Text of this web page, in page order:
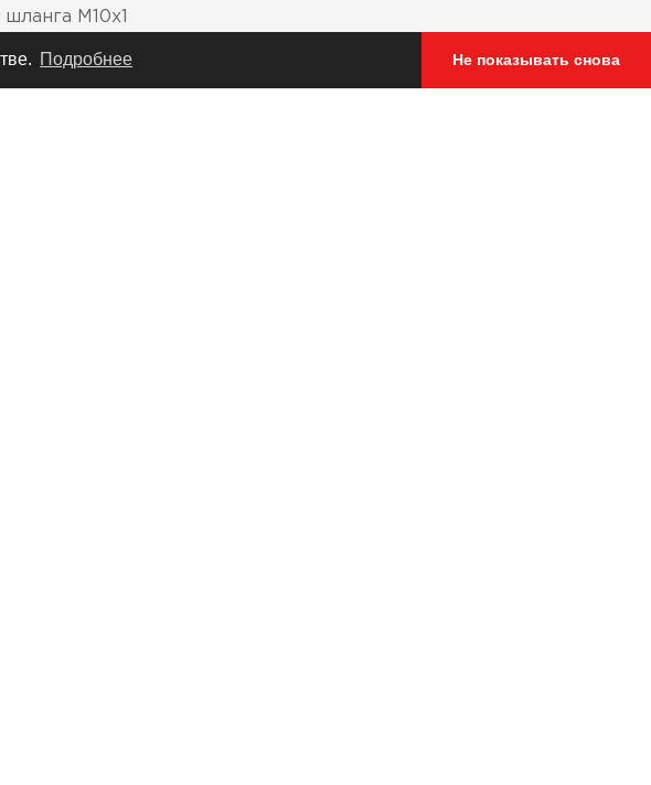
Подробнее Не показывать снова
М10х1